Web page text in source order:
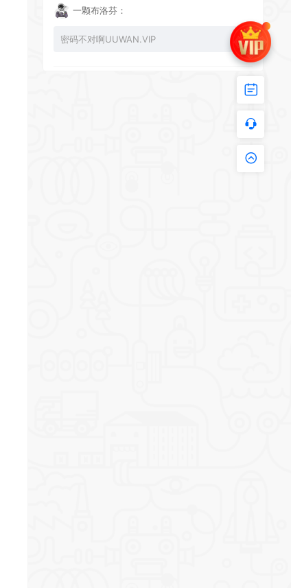
一颗布洛芬：
密码不对啊UUWAN.VIP